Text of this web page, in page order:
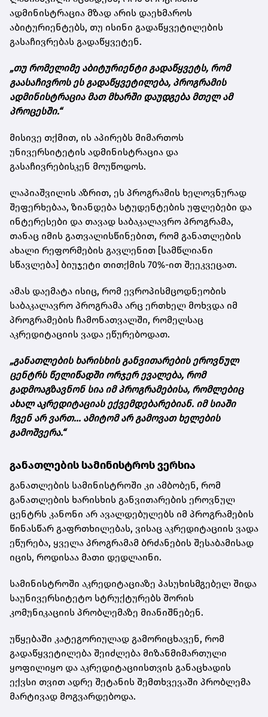
ადმინისტრაცია მზად არის დაეხმაროს
აბიტურიენტებს, თუ ისინი გადაწყვეტილების
გასაჩივრებას გადაწყვეტენ.
„თუ რომელიმე აბიტურიენტი გადაწყვეტს, რომ
გაასაჩივროს ეს გადაწყვეტილება, პროგრამის
ადმინისტრაცია მათ მხარში დაუდგება მთელ ამ
პროცესში.“
მისივე თქმით, ის აპირებს მიმართოს
უნივერსიტეტის ადმინისტრაცია და
გასაჩივრებისკენ მოუწოდოს.
ლაპიაშვილის აზრით, ეს პროგრამის ხელოვნურად
შეფერხებაა, ზიანდება სტუდენტების უფლებები და
ინტერესები და თავად საბაკალავრო პროგრამა,
თანაც იმის გათვალისწინებით, რომ განათლების
ახალი რეფორმების გავლენით [სამწლიანი
სწავლება] ბიუჯეტი თითქმის 70%-ით შეეკვეცათ.
ამას დაემატა ისიც, რომ ევროპისმცოდნეობის
საბაკალავრო პროგრამა არც ერთხელ მოხვდა იმ
პროგრამების ჩამონათვალში, რომელსაც
აკრედიტაციის ვადა ეწურებოდათ.
„განათლების ხარისხის განვითარების ეროვნულ
ცენტრს წელიწადში ორჯერ ევალება, რომ
გადმოაგზავნონ სია იმ პროგრამებისა, რომლებიც
ახალ აკრედიტაციას ექვემდებარებიან. იმ სიაში
ჩვენ არ ვართ... ამიტომ არ გამოვათ ხელების
გამოშვერა.“
განათლების სამინისტროს ვერსია
განათლების სამინისტროში კი ამბობენ, რომ
განათლების ხარისხის განვითარების ეროვნულ
ცენტრს კანონი არ ავალდებულებს იმ პროგრამების
წინასწარ გაფრთხილებას, ვისაც აკრედიტაციის ვადა
ეწურება, ყველა პროგრამამ ბრძანების შესაბამისად
იცის, როდისაა მათი დედლაინი.
სამინისტროში აკრედიტაციაზე პასუხისმგებელ შიდა
საუნივერსიტეტო სტრუქტურებს შორის
კომუნიკაციის პრობლემაზე მიანიშნებენ.
უწყებაში კატეგორიულად გამორიცხავენ, რომ
გადაწყვეტილება შეიძლება მიზანმიმართული
ყოფილიყო და აკრედიტაციისთვის განაცხადის
ექვსი თვით ადრე შეტანის შემთხვევაში პრობლემა
მარტივად მოგვარდებოდა.